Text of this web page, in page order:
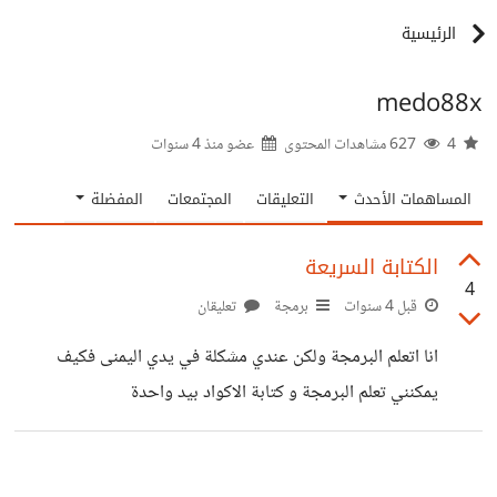
الرئيسية
medo88x
عضو منذ4 سنوات
المساهمات الأحدث التعليقات المجتمعات المفضلة
4
الكتابة السريعة
قبل 4 سنوات برمجة تعليقان
انا اتعلم البرمجة ولكن عندي مشكلة في يدي اليمنى فكيف
يمكنني تعلم البرمجة و كتابة الاكواد بيد واحدة